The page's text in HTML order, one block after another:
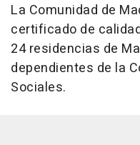
La Comunidad de
certificado de
24 residencias de
dependientes de la
Sociales.